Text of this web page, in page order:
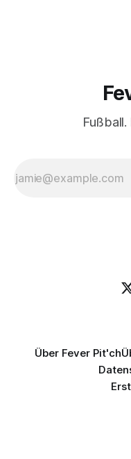
Über Fever Pit'ch